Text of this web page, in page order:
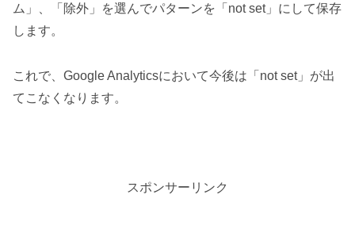
ム」、「除外」を選んでパターンを「not set」にして保存
します。
これで、Google Analyticsにおいて今後は「not set」が出
てこなくなります。
スポンサーリンク